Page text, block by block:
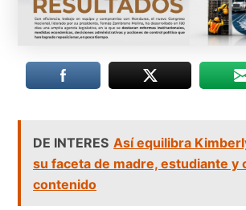
DE INTERES Así equilibra
su faceta de madre, estudiante y
contenido